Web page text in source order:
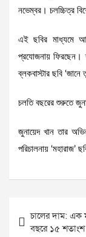
নভেম্বর। চলচ্চিত্র
এই ছবির মাধ্যমে
প্রযোজনায় ফিরছেন।
ব্লকবাস্টার ছবি ‘জানে
চলতি বছরের শুরুতে
জুনায়েদ খান তার
পরিচালনায় ‘মহারাজ’
navigation
চালের দাম: এক
বছরে ১৫ শতাংশ